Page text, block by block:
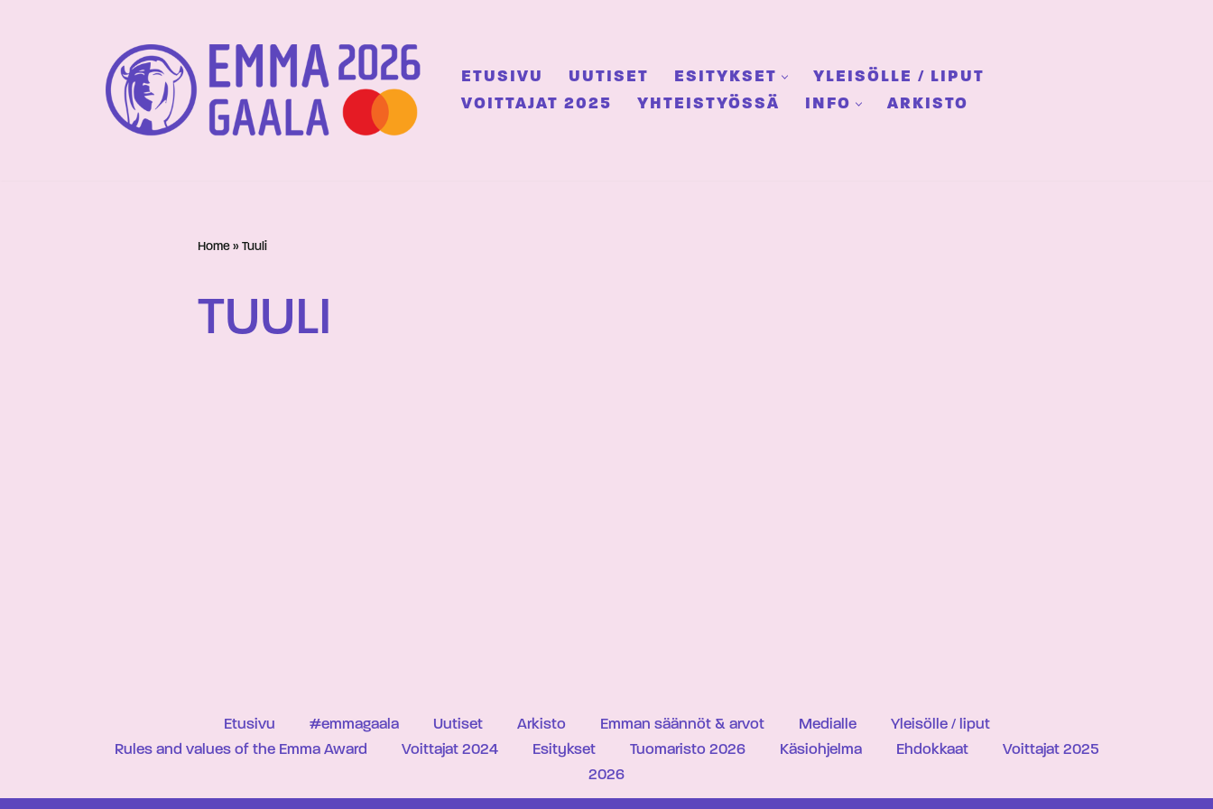
ETUSIVU UUTISET ESITYKSET
YLEISÖLLE / LIPUT
VOITTAJAT 2025
YHTEISTYÖSSÄ INFO ARKISTO
Home » Tuuli
TUULI
Etusivu #emmagaala Uutiset Arkisto Emman säännöt & arvot Medialle
Yleisölle / liput
Rules and values of the Emma Award
Voittajat 2024 Esitykset Tuomaristo 2026 Käsiohjelma Ehdokkaat
Voittajat 2025
2026